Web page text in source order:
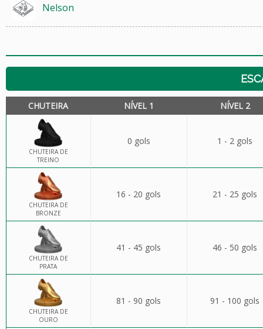
Nelson
CHUTEIRA NÍVEL 1 NÍVEL 2
CHUTEIRA DE
TREINO
0 gols 1 - 2 gols
CHUTEIRA DE
BRONZE
16 - 20 gols 21 - 25 gols
CHUTEIRA DE
PRATA
41 - 45 gols 46 - 50 gols
CHUTEIRA DE
OURO
81 - 90 gols 91 - 100 gols